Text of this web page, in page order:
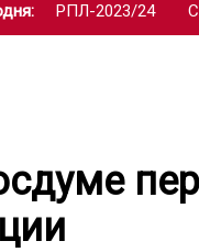
РПЛ-2023/24